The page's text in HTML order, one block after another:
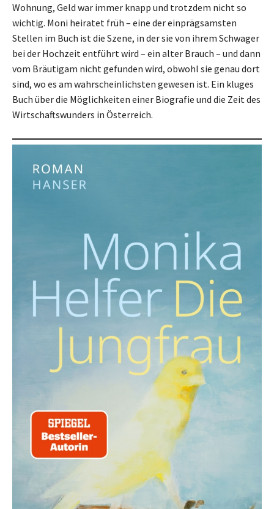
Wohnung, Geld war immer knapp und trotzdem nicht so
wichtig. Moni heiratet früh – eine der einprägsamsten
Stellen im Buch ist die Szene, in der sie von ihrem Schwager
bei der Hochzeit entführt wird – ein alter Brauch – und dann
vom Bräutigam nicht gefunden wird, obwohl sie genau dort
sind, wo es am wahrscheinlichsten gewesen ist. Ein kluges
Buch über die Möglichkeiten einer Biografie und die Zeit des
Wirtschaftswunders in Österreich.